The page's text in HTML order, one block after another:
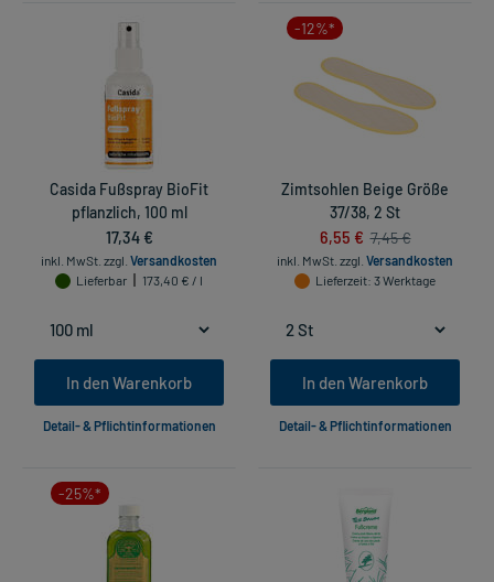
Casida Fußspray BioFit
pflanzlich, 100 ml
17,34 €
inkl. MwSt. zzgl. Versandkosten
Lieferbar
173,40 € / l
In den Warenkorb
Detail- & Pflichtinformationen
-12%*
Zimtsohlen Beige Größe
37/38, 2 St
6,55 € 7,45 €
inkl. MwSt. zzgl. Versandkosten
Lieferzeit: 3 Werktage
In den Warenkorb
Detail- & Pflichtinformationen
-25%*